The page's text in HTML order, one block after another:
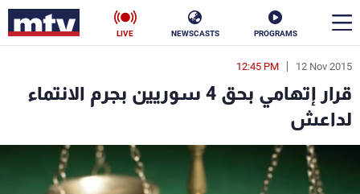
PROGRAMS
NEWSCASTS
LIVE
12 Nov 2015
12:45 PM
قرار إتهامي بحق 4 سوريين بجرم الانتماء
لداعش
en
الأخبار
سياسة ناس
إقتصاد فن